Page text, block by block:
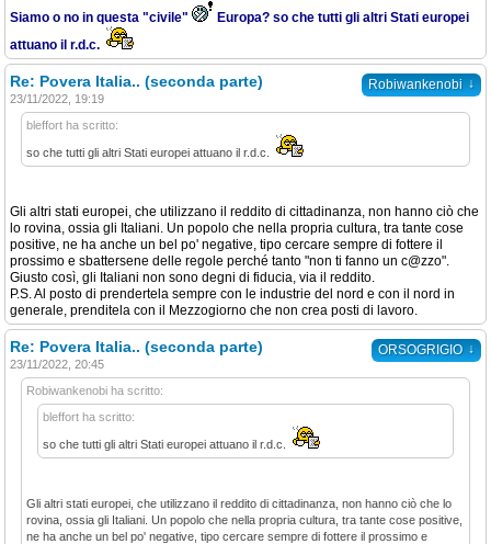
Siamo o no in questa "civile"
Europa? so che tutti gli altri Stati europei
attuano il r.d.c.
Robiwankenobi ↓
Re: Povera Italia.. (seconda parte)
23/11/2022, 19:19
bleffort ha scritto:
so che tutti gli altri Stati europei attuano il r.d.c.
Gli altri stati europei, che utilizzano il reddito di cittadinanza, non hanno ciò che
lo rovina, ossia gli Italiani. Un popolo che nella propria cultura, tra tante cose
positive, ne ha anche un bel po' negative, tipo cercare sempre di fottere il
prossimo e sbattersene delle regole perché tanto "non ti fanno un c@zzo".
Giusto così, gli Italiani non sono degni di fiducia, via il reddito.
P.S. Al posto di prendertela sempre con le industrie del nord e con il nord in
generale, prenditela con il Mezzogiorno che non crea posti di lavoro.
ORSOGRIGIO ↓
Re: Povera Italia.. (seconda parte)
23/11/2022, 20:45
Robiwankenobi ha scritto:
bleffort ha scritto:
so che tutti gli altri Stati europei attuano il r.d.c.
Gli altri stati europei, che utilizzano il reddito di cittadinanza, non hanno ciò che lo
rovina, ossia gli Italiani. Un popolo che nella propria cultura, tra tante cose positive,
ne ha anche un bel po' negative, tipo cercare sempre di fottere il prossimo e